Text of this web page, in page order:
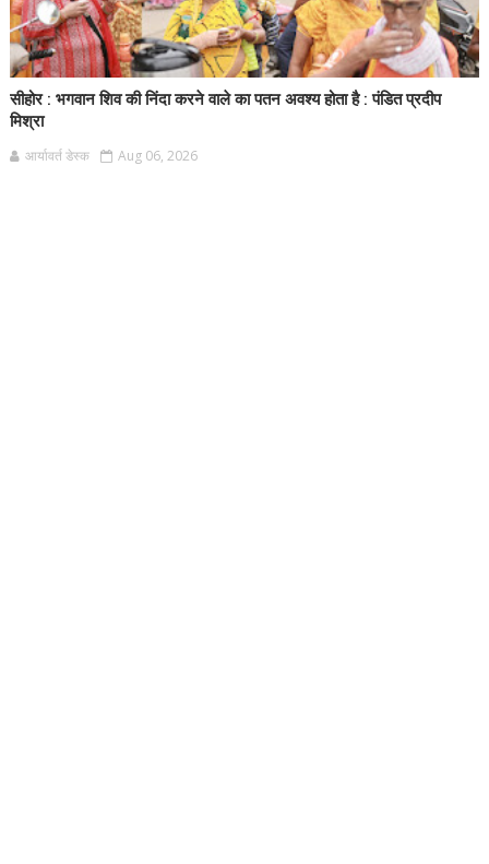
सीहोर : भगवान शिव की निंदा करने वाले का पतन अवश्य होता है : पंडित प्रदीप
मिश्रा
आर्यावर्त डेस्क Aug 06, 2026